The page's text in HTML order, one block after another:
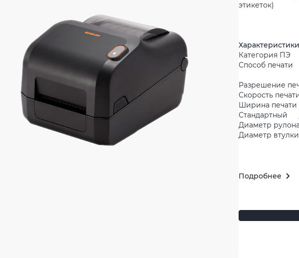
этикеток)
Характеристики
Категория ПЭ
Способ печати
Разрешение
Скорость
Ширина печати
Стандартный
Диаметр
Диаметр
Подробнее